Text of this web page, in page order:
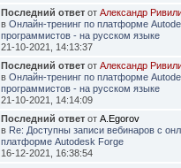
Последний ответот Александр
в Онлайн-тренинг по платформе
программистов - на русском языке
21-10-2021, 14:13:37
Последний ответот Александр
в Онлайн-тренинг по платформе
программистов - на русском языке
21-10-2021, 14:14:09
Последний ответот A.Egorov
в Re: Доступны записи вебинаров с
платформе Autodesk Forge
16-12-2021, 16:38:54